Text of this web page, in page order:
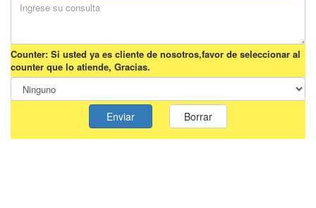
Counter: Si usted ya es cliente de nosotros,favor de seleccionar al
counter que lo atiende, Gracias.
Enviar Borrar